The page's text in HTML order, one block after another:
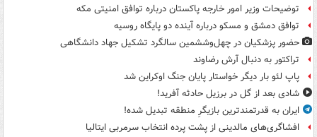
توضیحات وزیر امور خارجه پاکستان درباره توافق امنیتی مکه
توافق دمشق و مسکو درباره آینده دو پایگاه روسیه
حضور پزشکیان در چهل‌وششمین سالگرد تشکیل جهاد دانشگاهی
تراکتور به دنبال آرش رضاوند
پاپ لئو بار دیگر خواستار پایان جنگ اوکراین شد
شادی بعد از گل در برزیل حادثه آفرید!
ایران به قدرتمندترین بازیگرِ منطقه تبدیل شده!
افشاگری‌های مالدینی از پشت پرده انتخاب سرمربی ایتالیا